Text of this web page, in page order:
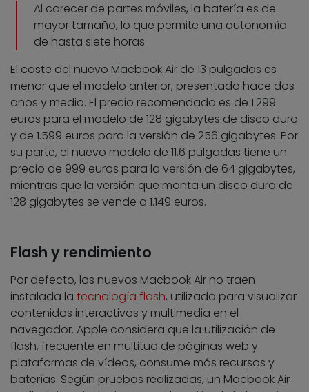
Al carecer de partes móviles, la batería es de
mayor tamaño, lo que permite una autonomía
de hasta siete horas
El coste del nuevo Macbook Air de 13 pulgadas es
menor que el modelo anterior, presentado hace dos
años y medio. El precio recomendado es de 1.299
euros para el modelo de 128 gigabytes de disco duro
y de 1.599 euros para la versión de 256 gigabytes. Por
su parte, el nuevo modelo de 11,6 pulgadas tiene un
precio de 999 euros para la versión de 64 gigabytes,
mientras que la versión que monta un disco duro de
128 gigabytes se vende a 1.149 euros.
Flash y rendimiento
Por defecto, los nuevos Macbook Air no traen
instalada la tecnología flash, utilizada para visualizar
contenidos interactivos y multimedia en el
navegador. Apple considera que la utilización de
flash, frecuente en multitud de páginas web y
plataformas de vídeos, consume más recursos y
baterías. Según pruebas realizadas, un Macbook Air